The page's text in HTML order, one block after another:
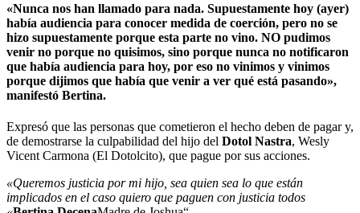
«Nunca nos han llamado para nada. Supuestamente hoy (ayer)
había audiencia para conocer medida de coerción, pero no se
hizo supuestamente porque esta parte no vino. NO pudimos
venir no porque no quisimos, sino porque nunca no notificaron
que había audiencia para hoy, por eso no vinimos y vinimos
porque dijimos que había que venir a ver qué está pasando»,
manifestó Bertina.
Expresó que las personas que cometieron el hecho deben de pagar y,
de demostrarse la culpabilidad del hijo del Dotol Nastra, Wesly
Vicent Carmona (El Dotolcito), que pague por sus acciones.
«Queremos justicia por mi hijo, sea quien sea lo que están
implicados en el caso quiero que paguen con justicia todos